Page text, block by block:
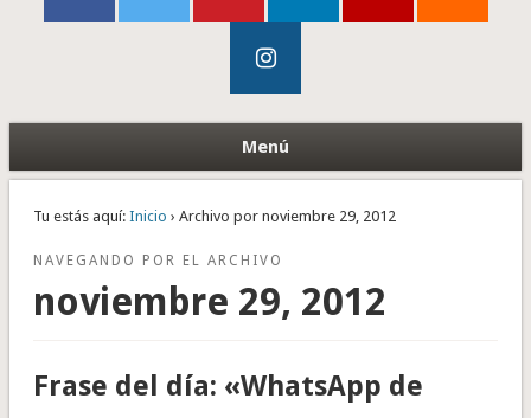
Menú
Tu estás aquí: Inicio › Archivo por noviembre 29, 2012
NAVEGANDO POR EL ARCHIVO
noviembre 29, 2012
Frase del día: «WhatsApp de